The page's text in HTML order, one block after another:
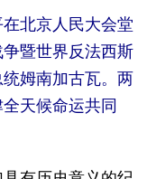
北京人民大会堂
暨世界反法西斯
姆南加古瓦。两
天候命运共同